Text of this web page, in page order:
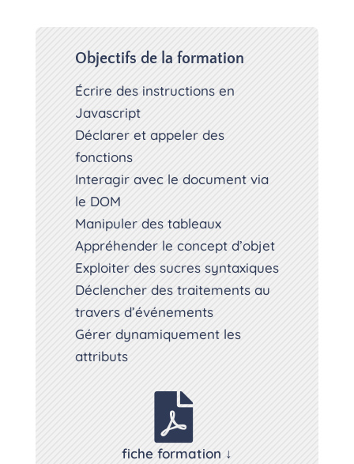
Objectifs de la formation
Écrire des instructions en
Javascript
Déclarer et appeler des
fonctions
Interagir avec le document via
le DOM
Manipuler des tableaux
Appréhender le concept d’objet
Exploiter des sucres syntaxiques
Déclencher des traitements au
travers d’événements
Gérer dynamiquement les
attributs

fiche formation ↓